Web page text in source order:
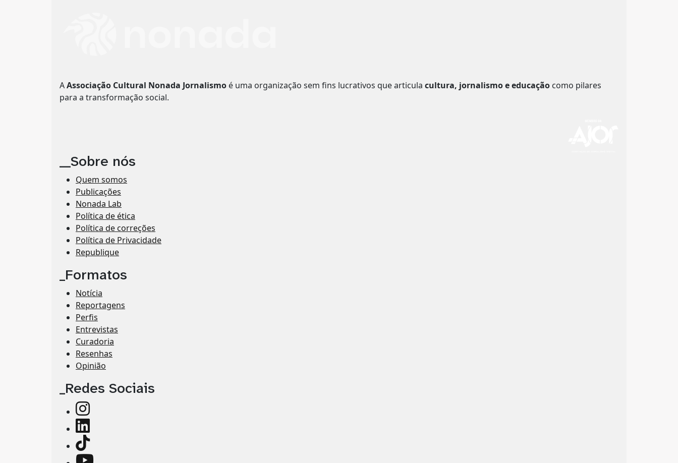
AAssociação Cultural Nonada Jornalismo é uma organização sem fins lucrativos que articula cultura, jornalismo e educação como pilares
para a transformação social.
__Sobre nós
Quem somos
Publicações
Nonada Lab
Política de ética
Política de correções
Política de Privacidade
Republique
_Formatos
Notícia
Reportagens
Perfis
Entrevistas
Curadoria
Resenhas
Opinião
_Redes Sociais